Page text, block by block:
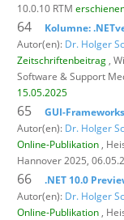
10.0.10 RTM
64
Kolumne:
Autor(en): Dr. Holger
Zeitschriftenbeitrag ,
Software & Support
15.05.2025
65
GUI-
Autor(en): Dr. Holger
Online-Publikation ,
Hannover 2025,
66
.NET 10.0
Autor(en): Dr. Holger
Online-Publikation ,